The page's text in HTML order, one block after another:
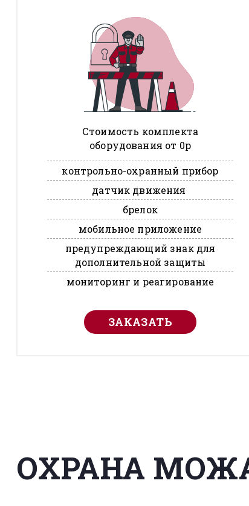
Стоимость комплекта
оборудования от 0р
контрольно-охранный прибор
датчик движения
брелок
мобильное приложение
предупреждающий знак для
дополнительной защиты
мониторинг и реагирование
ЗАКАЗАТЬ
ОХРАНА